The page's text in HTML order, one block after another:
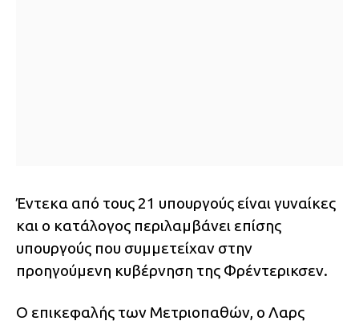
Έντεκα από τους 21 υπουργούς είναι γυναίκες
και ο κατάλογος περιλαμβάνει επίσης
υπουργούς που συμμετείχαν στην
προηγούμενη κυβέρνηση της Φρέντερικσεν.
Ο επικεφαλής των Μετριοπαθών, ο Λαρς